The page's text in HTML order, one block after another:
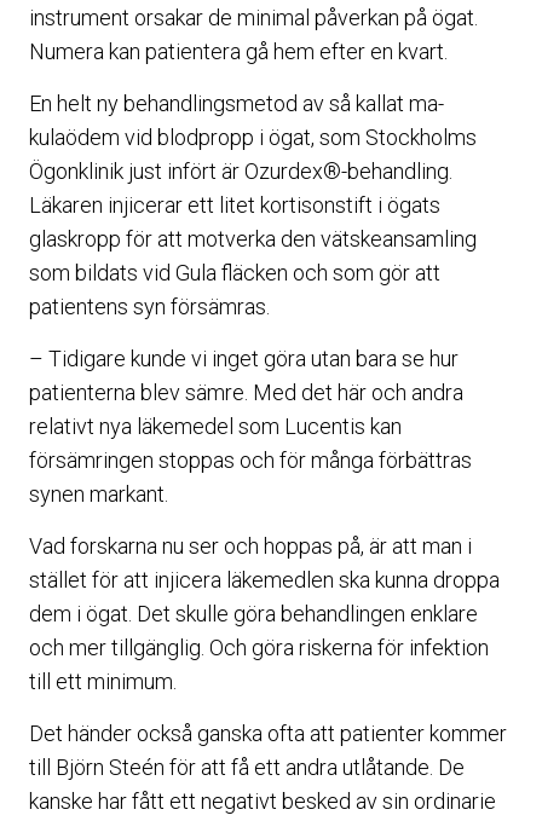
instrument orsakar de minimal påverkan på ögat.
Numera kan patientera gå hem efter en kvart.
En helt ny behandlingsmetod av så kallat ma-
kulaödem vid blodpropp i ögat, som Stockholms
Ögonklinik just infört är Ozurdex®-behandling.
Läkaren injicerar ett litet kortisonstift i ögats
glaskropp för att motverka den vätskeansamling
som bildats vid Gula fläcken och som gör att
patientens syn försämras.
– Tidigare kunde vi inget göra utan bara se hur
patienterna blev sämre. Med det här och andra
relativt nya läkemedel som Lucentis kan
försämringen stoppas och för många förbättras
synen markant.
Vad forskarna nu ser och hoppas på, är att man i
stället för att injicera läkemedlen ska kunna droppa
dem i ögat. Det skulle göra behandlingen enklare
och mer tillgänglig. Och göra riskerna för infektion
till ett minimum.
Det händer också ganska ofta att patienter kommer
till Björn Steén för att få ett andra utlåtande. De
kanske har fått ett negativt besked av sin ordinarie